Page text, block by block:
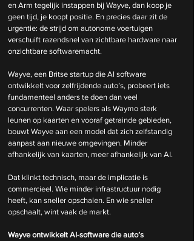
en Arm tegelijk instappen bij Wayve, dan koop je
geen tijd, je koopt positie. En precies daar zit de
urgentie: de strijd om autonome voertuigen
verschuift razendsnel van zichtbare hardware naar
onzichtbare softwaremacht.
Wayve, een Britse startup die AI software
ontwikkelt voor zelfrijdende auto’s, probeert iets
fundamenteel anders te doen dan veel
concurrenten. Waar spelers als Waymo sterk
leunen op kaarten en vooraf getrainde gebieden,
bouwt Wayve aan een model dat zich zelfstandig
aanpast aan nieuwe omgevingen. Minder
afhankelijk van kaarten, meer afhankelijk van AI.
Dat klinkt technisch, maar de implicatie is
commercieel. Wie minder infrastructuur nodig
heeft, kan sneller opschalen. En wie sneller
opschaalt, wint vaak de markt.
Wayve ontwikkelt AI-software die auto’s